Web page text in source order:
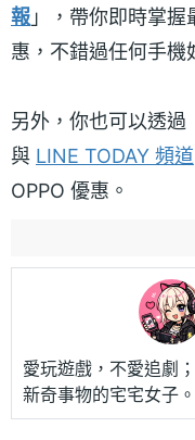
報 」，帶你即時掌
惠，不錯過任何手機
另外，你也可以透過
與 LINE TODAY 頻道
OPPO 優惠。
愛玩遊戲，不愛追劇
新奇事物的宅宅女子。